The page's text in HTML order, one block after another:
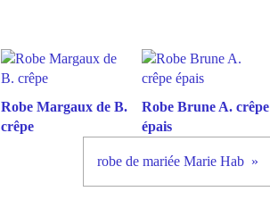
Robe Margaux de B.
crêpe
Robe Brune A. crêpe
épais
robe de mariée Marie Hab